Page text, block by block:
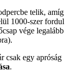
telik, amíg
1000-szer fordul
vége legalább
csak egy apróság
.